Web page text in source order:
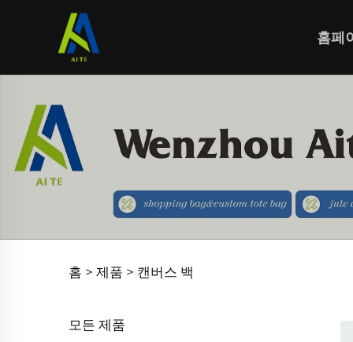
홈페
홈 > 제품 > 캔버스 백
모든 제품